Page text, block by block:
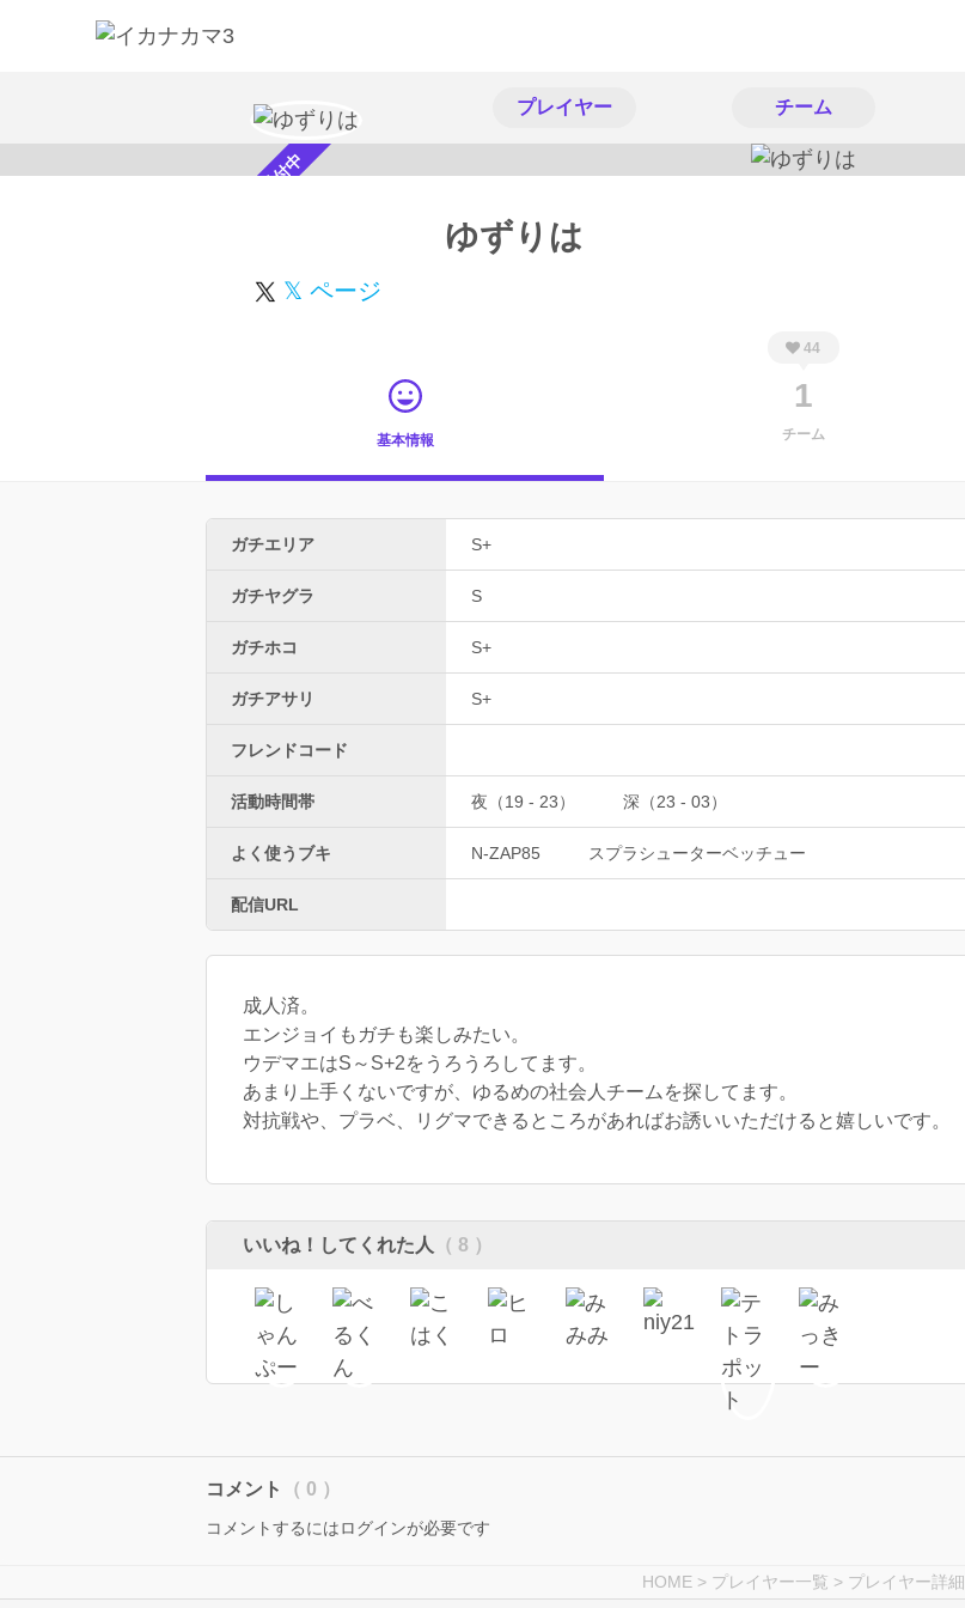
プレイヤー チーム
スカウト受付中 ゆずりは
𝕏 ページ
基本情報
44
1
チーム
ガチエリア S+
ガチヤグラ S
ガチホコ S+
ガチアサリ S+
フレンドコード
活動時間帯 夜（19 - 23） 深（23 - 03）
よく使うブキ N-ZAP85 スプラシューターベッチュー
配信URL
成人済。
エンジョイもガチも楽しみたい。
ウデマエはS～S+2をうろうろしてます。
あまり上手くないですが、ゆるめの社会人チームを探してます。
対抗戦や、プラベ、リグマできるところがあればお誘いいただけると嬉しいです。
いいね！してくれた人 （ 8 ）
コメント （ 0 ）
コメントするにはログインが必要です
HOME > プレイヤー一覧 > プレイヤー詳細